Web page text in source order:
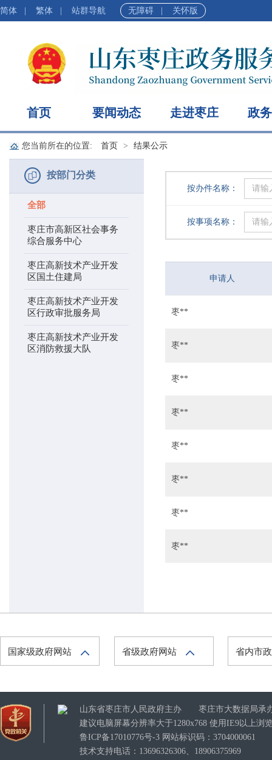
简体 繁体 站群导航 无障碍 关怀版
首页 要闻动态 走进枣庄 政
您当前所在的位置: 首页 结果公示
按部门分类
全部
枣庄市高新区社会事务
综合服务中心
枣庄高新技术产业开发
区国土住建局
枣庄高新技术产业开发
区行政审批服务局
枣庄高新技术产业开发
区消防救援大队
按办件名称：
按事项名称：
申请人
枣**
枣**
枣**
枣**
枣**
枣**
枣**
枣**
国家级政府网站 省级政府网站 省内市
山东省枣庄市人民政府主办 枣庄市大数据局承
建议电脑屏幕分辨率大于1280x768 使用IE9以上浏
鲁ICP备17010776号-3 网站标识码：3704000061
技术支持电话：13696326306、18906375969